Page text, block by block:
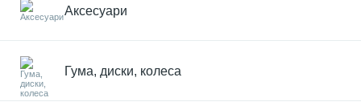
Аксесуари
Гума, диски, колеса